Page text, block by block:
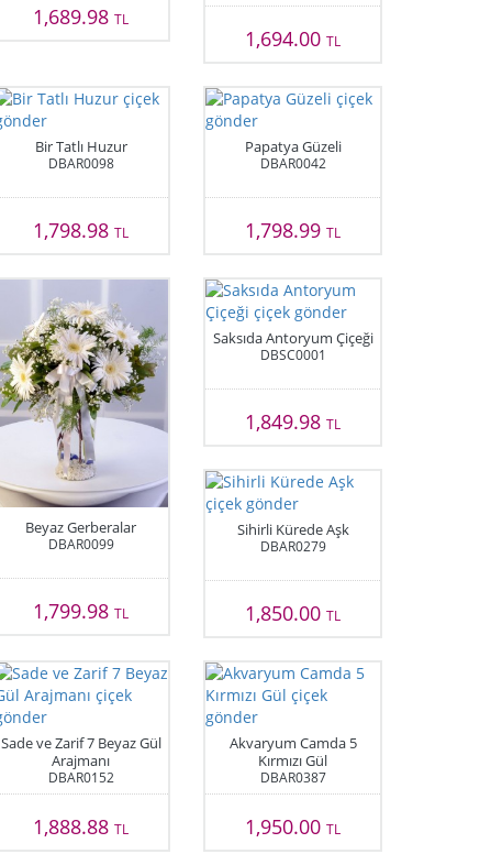
1,689.98TL
1,694.00TL
Bir Tatlı Huzur
DBAR0098
1,798.98TL
Papatya Güzeli
DBAR0042
1,798.99TL
Beyaz Gerberalar
DBAR0099
1,799.98TL
Saksıda Antoryum Çiçeği
DBSC0001
1,849.98TL
Sihirli Kürede Aşk
DBAR0279
1,850.00TL
Sade ve Zarif 7 Beyaz Gül
Arajmanı
DBAR0152
1,888.88TL
Akvaryum Camda 5
Kırmızı Gül
DBAR0387
1,950.00TL